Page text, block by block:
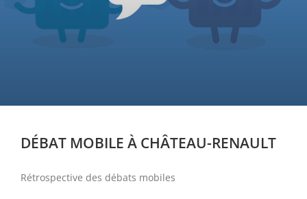
DÉBAT MOBILE À CHÂTEAU-RENAULT
Rétrospective des débats mobiles